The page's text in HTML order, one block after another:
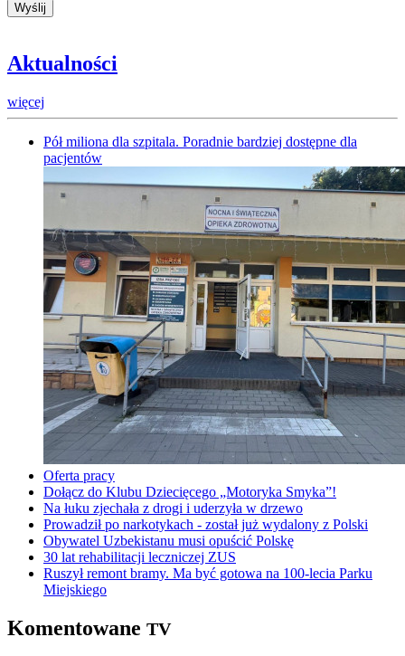
Aktualności
więcej
Pół miliona dla szpitala. Poradnie bardziej dostępne dla
pacjentów
Oferta pracy
Dołącz do Klubu Dziecięcego „Motoryka Smyka”!
Na łuku zjechała z drogi i uderzyła w drzewo
Prowadził po narkotykach - został już wydalony z Polski
Obywatel Uzbekistanu musi opuścić Polskę
30 lat rehabilitacji leczniczej ZUS
Ruszył remont bramy. Ma być gotowa na 100-lecia Parku
Miejskiego
Komentowane TV